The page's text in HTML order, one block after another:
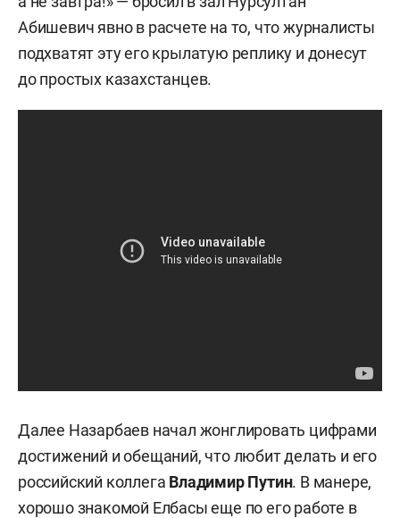
Абишевич явно в расчете на то, что журналисты
подхватят эту его крылатую реплику и донесут
до простых казахстанцев.
Далее Назарбаев начал жонглировать цифрами
достижений и обещаний, что любит делать и его
российский коллега Владимир Путин. В манере,
хорошо знакомой Елбасы еще по его работе в